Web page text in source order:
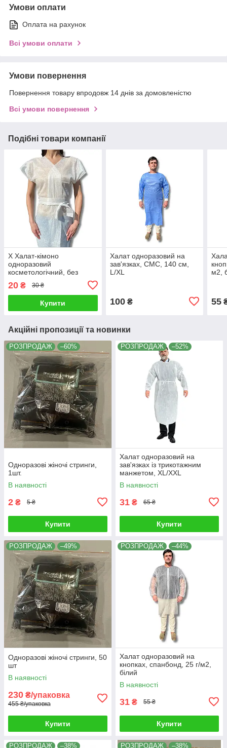
Умови оплати
Оплата на рахунок
Всі умови оплати
Умови повернення
Повернення товару впродовж 14 днів за домовленістю
Всі умови повернення
Подібні товари компанії
Х Халат-кімоно
одноразовий
косметологічний, без
20 ₴ 30 ₴
Купити
Халат одноразовий на
зав'язках, СМС, 140 см,
L/XL
100₴
м2,
55
Акційні пропозиції та новинки
РОЗПРОДАЖ –60%
Одноразові жіночі стринги,
1шт.
В наявності
2 ₴ 5 ₴
Купити
РОЗПРОДАЖ –52%
Халат одноразовий на
зав'язках із трикотажним
манжетом, ХL/XXL
В наявності
31 ₴ 65 ₴
Купити
РОЗПРОДАЖ –49%
Одноразові жіночі стринги, 50
шт
В наявності
230 ₴/упаковка
455 ₴/упаковка
Купити
РОЗПРОДАЖ –44%
Халат одноразовий на
кнопках, спанбонд, 25 г/м2,
білий
В наявності
31 ₴ 55 ₴
Купити
РОЗПРОДАЖ –38% РОЗПРОДАЖ –38%